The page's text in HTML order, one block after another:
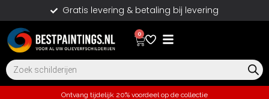
Gratis levering & betaling bij levering
0
Ontvang tijdelijk 20% voordeel op de collectie